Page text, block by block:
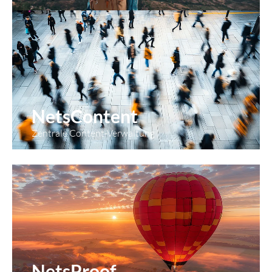
NetsContent
Zentrale Content-Verwaltung
gegebenenfalls diese Website nicht vollumfänglich
nutzen können.
Matomo